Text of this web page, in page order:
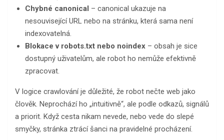
Chybné canonical – canonical ukazuje na
nesouvisející URL nebo na stránku, která sama není
indexovatelná.
Blokace v robots.txt nebo noindex – obsah je sice
dostupný uživatelům, ale robot ho nemůže efektivně
zpracovat.
V logice crawlování je důležité, že robot nečte web jako
člověk. Neprochází ho „intuitivně“, ale podle odkazů, signálů
a priorit. Když cesta nikam nevede, nebo vede do slepé
smyčky, stránka ztrácí šanci na pravidelné procházení.